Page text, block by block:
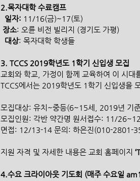
2.목자대학 수료캠프
  일자:
11/16(금)~17(토)
장소: 오륜 비전 빌리지 (경기도 가평)
대상: 목자대학 학생들
3. TCCS 2019학년도 1학기 신입생 모집
교회와 학교, 가정이 함께 교육하여 이 시대
TCCS에서는 2019학년도 1학기 신입생을
모집대상: 유치~중등(6~15세, 2019년 기
모집인원: 각반 약간명 원서접수: 11/
면접: 12/13-14 문의: 하은진(010-2801-
지원 자격 및 자세한 내용은 교회 홈페이지
4.수요 크라이아웃 기도회 (매주 수요일